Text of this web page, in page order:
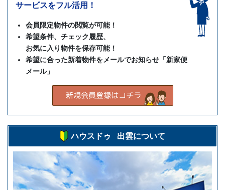
サービスをフル活用！
会員限定物件の閲覧が可能！
希望条件、チェック履歴、
お気に入り物件を保存可能！
希望に合った新着物件をメールでお知らせ「新家便
メール」
ハウスドゥ 出雲について